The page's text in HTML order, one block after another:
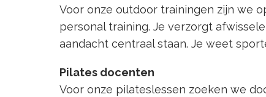
Voor onze outdoor trainingen zijn we
personal training. Je verzorgt
aandacht centraal staan. Je weet
Pilates docenten
Voor onze pilateslessen zoeken we